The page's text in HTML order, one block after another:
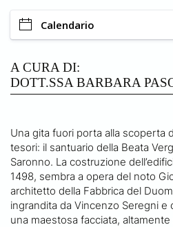
Calendario
A CURA DI:
DOTT.SSA BARBARA
Una gita fuori porta alla scoperta
tesori: il santuario della Beata
Saronno. La costruzione
1498, sembra a opera del noto
architetto della Fabbrica del
ingrandita da Vincenzo Seregni e
una maestosa facciata,